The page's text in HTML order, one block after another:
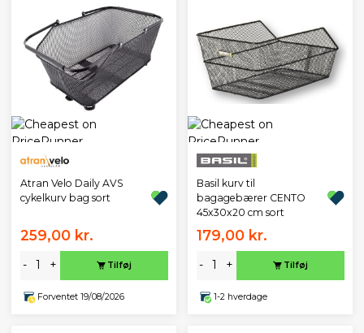
Atran Velo Daily AVS
cykelkurv bag sort
259,00 kr.
- + Tilføj
Forventet 19/08/2026
Basil kurv til
bagagebærer CENTO
45x30x20 cm sort
179,00 kr.
- + Tilføj
1-2 hverdage